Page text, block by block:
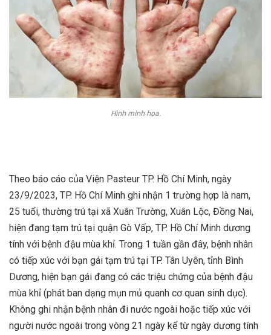
Hình minh họa.
Theo báo cáo của Viện Pasteur TP. Hồ Chí Minh, ngày
23/9/2023, TP. Hồ Chí Minh ghi nhận 1 trường hợp là nam,
25 tuổi, thường trú tại xã Xuân Trường, Xuân Lộc, Đồng Nai,
hiện đang tạm trú tại quận Gò Vấp, TP. Hồ Chí Minh dương
tính với bệnh đậu mùa khỉ. Trong 1 tuần gần đây, bệnh nhân
có tiếp xúc với bạn gái tạm trú tại TP. Tân Uyên, tỉnh Bình
Dương, hiện bạn gái đang có các triệu chứng của bệnh đậu
mùa khỉ (phát ban dạng mụn mủ quanh cơ quan sinh dục).
Không ghi nhận bệnh nhân đi nước ngoài hoặc tiếp xúc với
người nước ngoài trong vòng 21 ngày kể từ ngày dương tính